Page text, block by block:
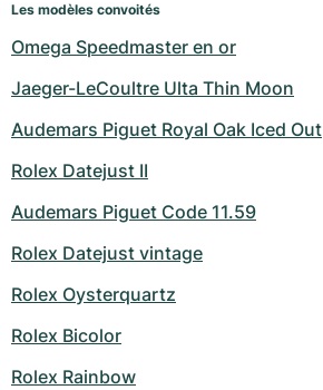
Les modèles convoités
Omega Speedmaster en or
Jaeger-LeCoultre Ulta Thin Moon
Audemars Piguet Royal Oak Iced Out
Rolex Datejust II
Audemars Piguet Code 11.59
Rolex Datejust vintage
Rolex Oysterquartz
Rolex Bicolor
Rolex Rainbow